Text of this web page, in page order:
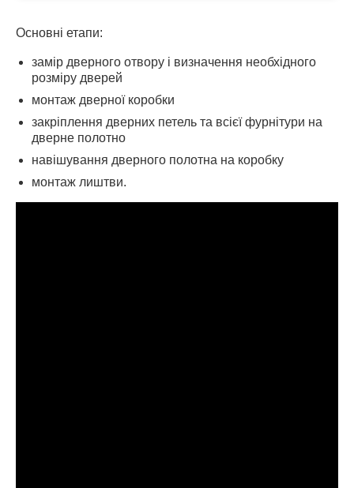
Основні етапи:
замір дверного отвору і визначення необхідного
розміру дверей
монтаж дверної коробки
закріплення дверних петель та всієї фурнітури на
дверне полотно
навішування дверного полотна на коробку
монтаж лиштви.